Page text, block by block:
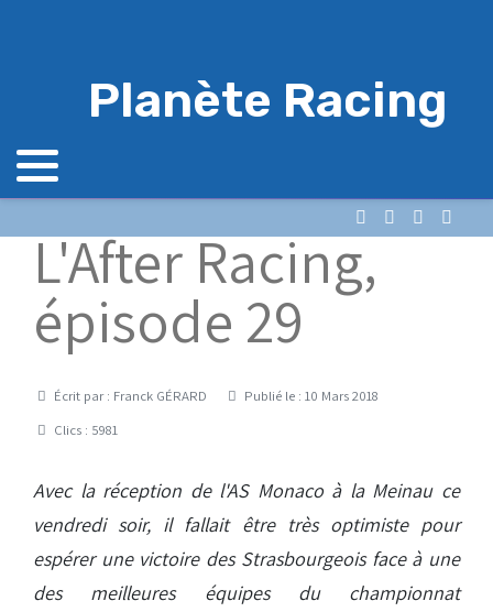
Planète Racing
L'After Racing,
épisode 29
DétailsÉcrit par : Franck GÉRARD
Publié le : 10 Mars 2018
Clics : 5981
Avec la réception de l'AS Monaco à la Meinau ce
vendredi soir, il fallait être très optimiste pour
espérer une victoire des Strasbourgeois face à une
des meilleures équipes du championnat